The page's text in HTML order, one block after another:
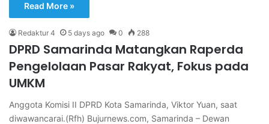
Read More »
Redaktur 4 5 days ago 0 288
DPRD Samarinda Matangkan Raperda
Pengelolaan Pasar Rakyat, Fokus pada
UMKM
Anggota Komisi II DPRD Kota Samarinda, Viktor Yuan, saat
diwawancarai.(Rfh) Bujurnews.com, Samarinda – Dewan